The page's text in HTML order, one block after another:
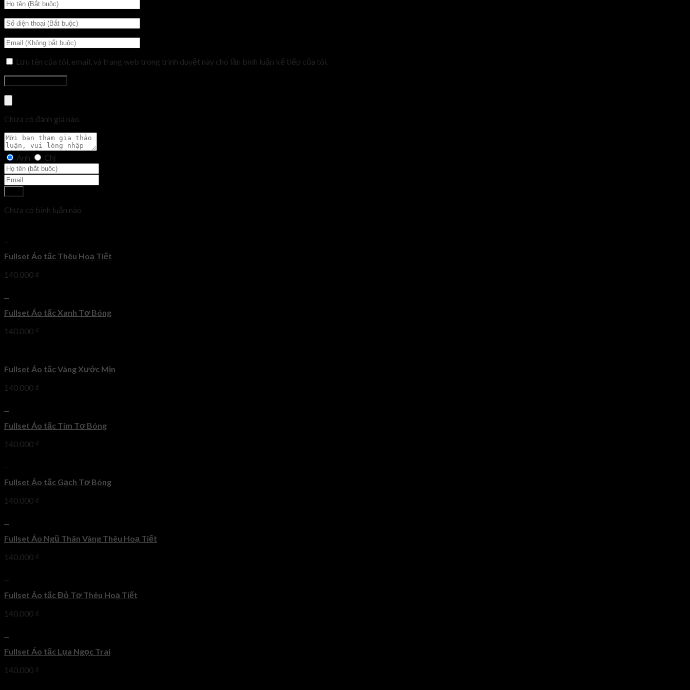
Lưu tên của tôi, email, và trang web trong trình duyệt này cho lần bình luận kế tiếp của tôi.
Chưa có đánh giá nào.
Anh Chị
Chưa có bình luận nào
Fullset Áo tấc Thêu Hoạ Tiết
140.000 ₫
Fullset Áo tấc Xanh Tơ Bóng
140.000 ₫
Fullset Áo tấc Vàng Xước Mịn
140.000 ₫
Fullset Áo tấc Tím Tơ Bóng
140.000 ₫
Fullset Áo tấc Gạch Tơ Bóng
140.000 ₫
Fullset Áo Ngũ Thân Vàng Thêu Hoạ Tiết
140.000 ₫
Fullset Áo tấc Đỏ Tơ Thêu Hoạ Tiết
140.000 ₫
Fullset Áo tấc Lụa Ngọc Trai
140.000 ₫